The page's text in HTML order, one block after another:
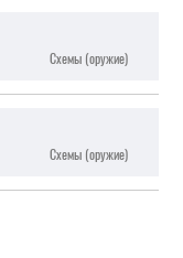
Схемы (оружие)
Схемы (оружие)